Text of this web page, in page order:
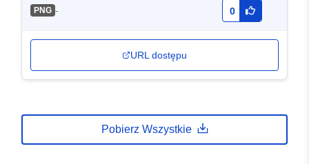
PNG - 0
URL dostępu
Pobierz Wszystkie